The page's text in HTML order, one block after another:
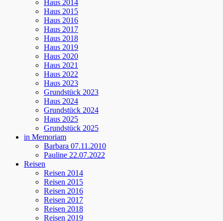
Haus 2014
Haus 2015
Haus 2016
Haus 2017
Haus 2018
Haus 2019
Haus 2020
Haus 2021
Haus 2022
Haus 2023
Grundstück 2023
Haus 2024
Grundstück 2024
Haus 2025
Grundstück 2025
in Memoriam
Barbara 07.11.2010
Pauline 22.07.2022
Reisen
Reisen 2014
Reisen 2015
Reisen 2016
Reisen 2017
Reisen 2018
Reisen 2019